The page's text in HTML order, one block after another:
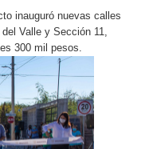
inauguró nuevas calles
Valle y Sección 11,
300 mil pesos.